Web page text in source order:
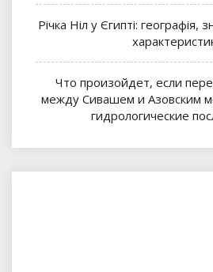
Річка Ніл у Єгипті: географія,
Что произойдет, если
между Сивашем и Азовским
гидрологические